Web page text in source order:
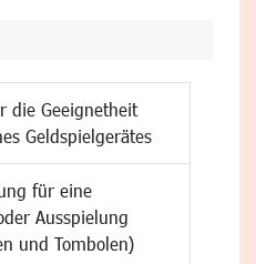
die Geeignetheit
Geldspielgerätes
für eine
Ausspielung
und Tombolen)